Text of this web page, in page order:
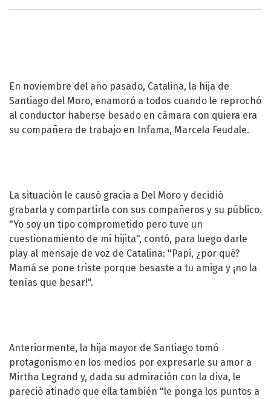
En noviembre del año pasado, Catalina, la hija de
Santiago del Moro, enamoró a todos cuando le reprochó
al conductor haberse besado en cámara con quiera era
su compañera de trabajo en Infama, Marcela Feudale.
La situación le causó gracia a Del Moro y decidió
grabarla y compartirla con sus compañeros y su público.
"Yo soy un tipo comprometido pero tuve un
cuestionamiento de mi hijita", contó, para luego darle
play al mensaje de voz de Catalina: "Papi, ¿por qué?
Mamá se pone triste porque besaste a tu amiga y ¡no la
tenías que besar!".
Anteriormente, la hija mayor de Santiago tomó
protagonismo en los medios por expresarle su amor a
Mirtha Legrand y, dada su admiración con la diva, le
pareció atinado que ella también "le ponga los puntos a